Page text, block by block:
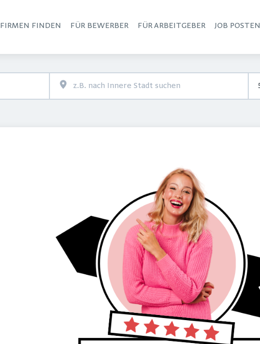
FIRMEN FINDEN FÜR BEWERBER FÜR ARBEITGEBER JOB POSTEN